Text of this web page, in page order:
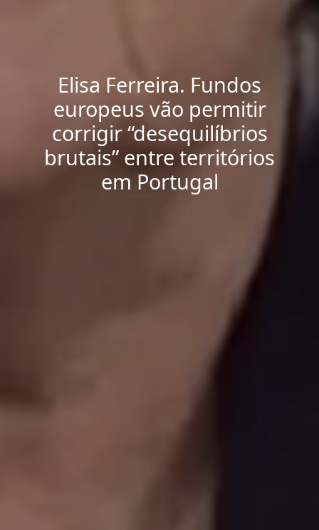
Elisa Ferreira. Fundos
europeus vão permitir
corrigir “desequilíbrios
brutais” entre territórios
em Portugal